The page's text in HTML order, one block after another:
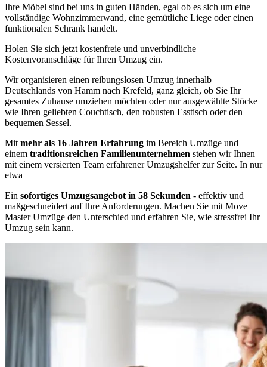
Ihre Möbel sind bei uns in guten Händen, egal ob es sich um eine
vollständige Wohnzimmerwand, eine gemütliche Liege oder einen
funktionalen Schrank handelt.
Holen Sie sich jetzt kostenfreie und unverbindliche
Kostenvoranschläge für Ihren Umzug ein.
Wir organisieren einen reibungslosen Umzug innerhalb
Deutschlands von Hamm nach Krefeld, ganz gleich, ob Sie Ihr
gesamtes Zuhause umziehen möchten oder nur ausgewählte Stücke
wie Ihren geliebten Couchtisch, den robusten Esstisch oder den
bequemen Sessel.
Mit mehr als 16 Jahren Erfahrung im Bereich Umzüge und
einem traditionsreichen Familienunternehmen stehen wir Ihnen
mit einem versierten Team erfahrener Umzugshelfer zur Seite. In nur
etwa
Ein sofortiges Umzugsangebot in 58 Sekunden - effektiv und
maßgeschneidert auf Ihre Anforderungen. Machen Sie mit Move
Master Umzüge den Unterschied und erfahren Sie, wie stressfrei Ihr
Umzug sein kann.